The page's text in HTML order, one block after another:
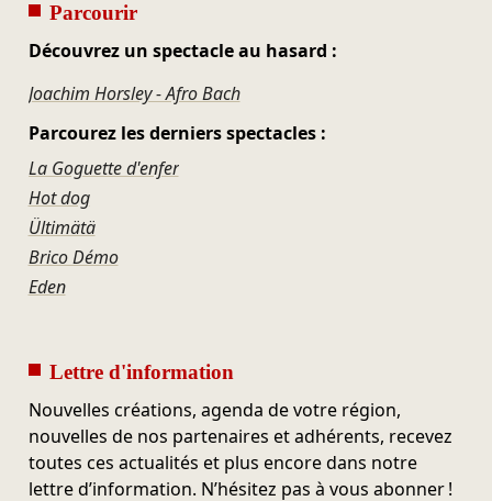
Parcourir
Découvrez un spectacle au hasard :
Joachim Horsley - Afro Bach
Parcourez les derniers spectacles :
La Goguette d'enfer
Hot dog
Ültimätä
Brico Démo
Eden
Lettre d'information
Nouvelles créations, agenda de votre région,
nouvelles de nos partenaires et adhérents, recevez
toutes ces actualités et plus encore dans notre
lettre d’information. N’hésitez pas à vous abonner !